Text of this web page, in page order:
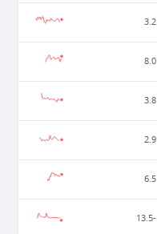
3.2
8.0
3.8
2.9
6.5
-13.5